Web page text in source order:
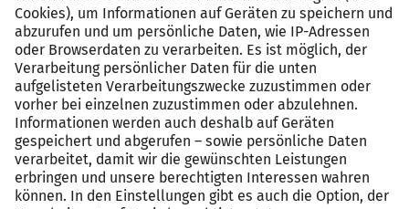
Anwendungen und routinierter Umgang mit
digitalen Dokumenten- und Ablagestrukturen
Präzise, strukturierte und eigenverantwortliche
Arbeitsweise mit ausgeprägtem
Organisationsvermögen
Ausgeprägte Kommunikationsfähigkeit und
sicheres Auftreten im Umgang mit internen und
externen Ansprechpartnern